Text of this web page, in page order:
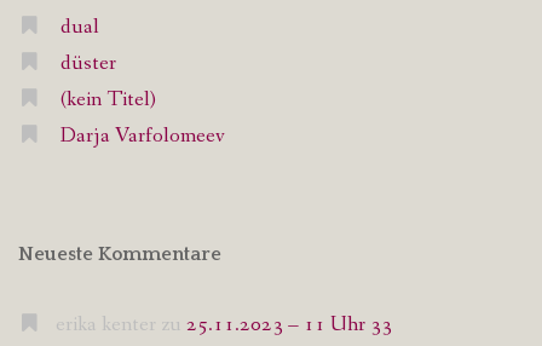
dual
düster
(kein Titel)
Darja Varfolomeev
Neueste Kommentare
erika kenter zu 25.11.2023 – 11 Uhr 33